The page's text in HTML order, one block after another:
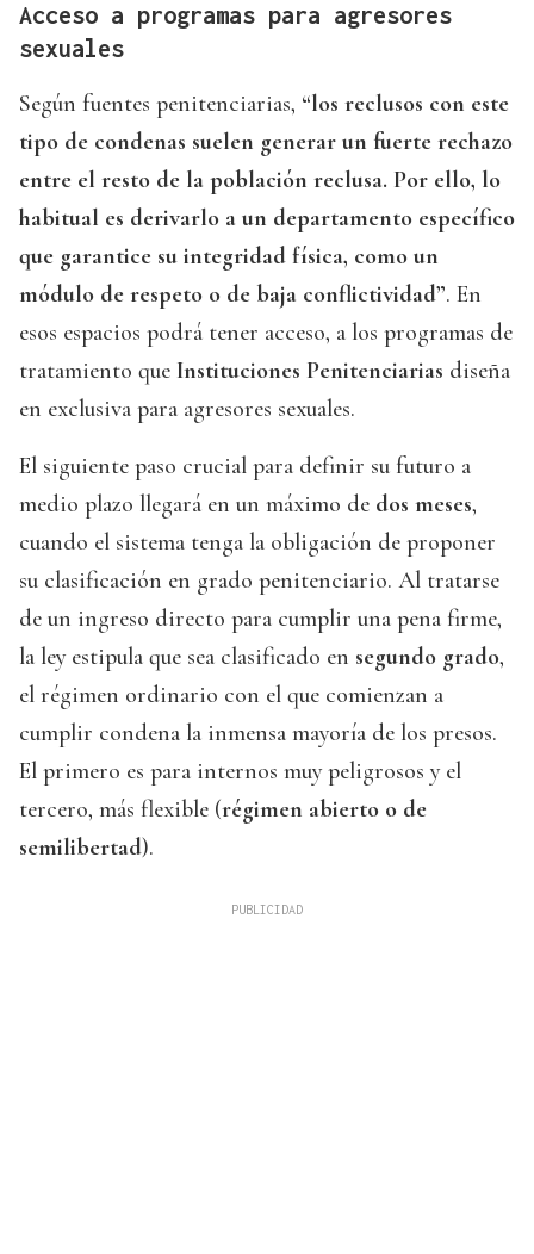
Acceso a programas para agresores
sexuales
Según fuentes penitenciarias, “los reclusos con este
tipo de condenas suelen generar un fuerte rechazo
entre el resto de la población reclusa. Por ello, lo
habitual es derivarlo a un departamento específico
que garantice su integridad física, como un
módulo de respeto o de baja conflictividad”. En
esos espacios podrá tener acceso, a los programas de
tratamiento que Instituciones Penitenciarias diseña
en exclusiva para agresores sexuales.
El siguiente paso crucial para definir su futuro a
medio plazo llegará en un máximo de dos meses,
cuando el sistema tenga la obligación de proponer
su clasificación en grado penitenciario. Al tratarse
de un ingreso directo para cumplir una pena firme,
la ley estipula que sea clasificado en segundo grado,
el régimen ordinario con el que comienzan a
cumplir condena la inmensa mayoría de los presos.
El primero es para internos muy peligrosos y el
tercero, más flexible (régimen abierto o de
semilibertad).